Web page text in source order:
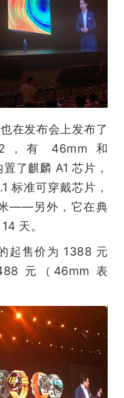
在发布会上发布了
2，有 46mm 和
了麒麟 A1 芯片，
标准可穿戴芯片，
——另外，它在典
天。
起售价为 1388 元
元（46mm 表